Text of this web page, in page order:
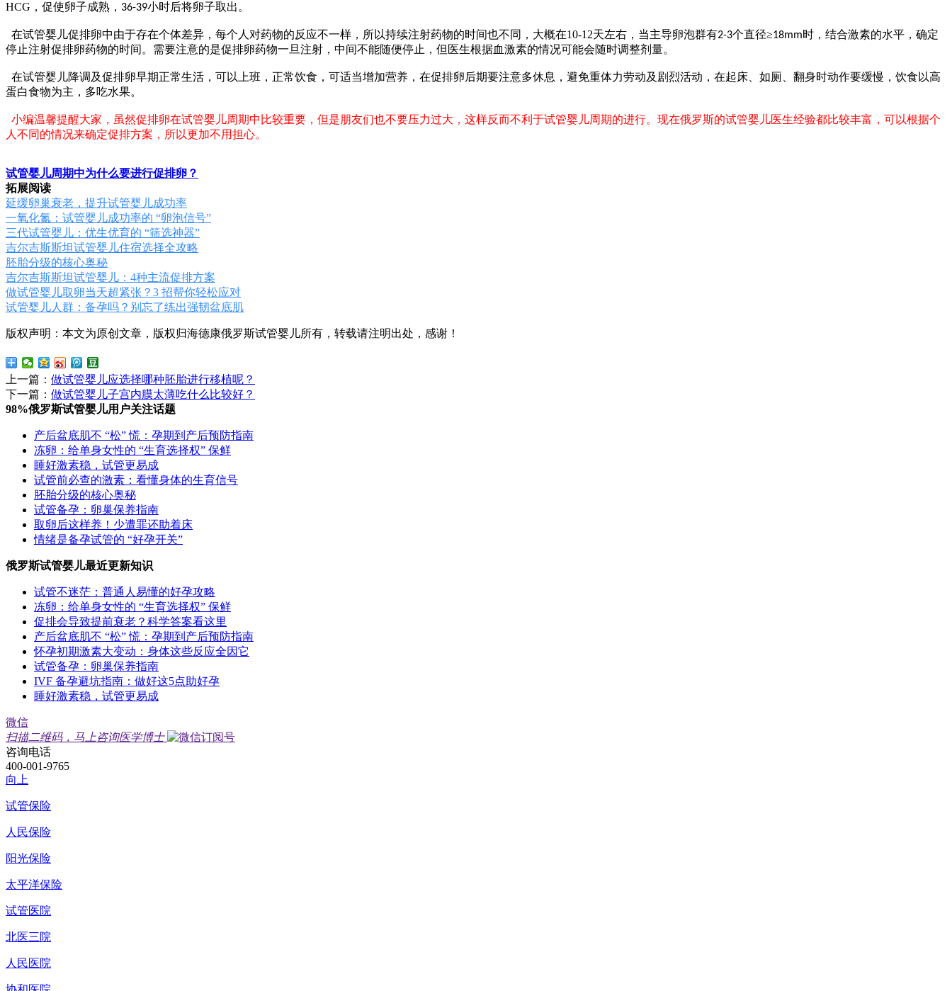
HCG ，促使卵子成熟， 36-39小时后将卵子取出。
在试管婴儿促排卵中由于存在个体差异，每个人对药物的反应不一样，所以持续注射药物的时间也不同，大概在10-12天左右，当主导卵泡群有2-3个直径≥18mm时，结合激素的水平，确定
停止注射促排卵药物的时间。 需要注意的是促排卵药物一旦注射，中间不能随便停止 ， 但医生根据血激素的情况可能会随时调整剂量。
在试管婴儿降调及促排卵早期正常生活，可以上班，正常饮食，可适当增加营养，在促排卵后期要注意多休息，避免重体力劳动及剧烈活动，在起床、如厕、翻身时动作要缓慢 ， 饮食以高
蛋白食物为主，多吃水果。
小编温馨提醒大家，虽然促排卵在试管婴儿周期中比较重要，但是朋友们也不要压力过大，这样反而不利于试管婴儿周期的进行。现在俄罗斯的试管婴儿医生经验都比较丰富，可以根据个
人不同的情况来确定促排方案，所以更加不用担心。
试管婴儿周期中为什么要进行促排卵？
拓展阅读
延缓卵巢衰老，提升试管婴儿成功率
一氧化氮：试管婴儿成功率的 “卵泡信号”
三代试管婴儿：优生优育的 “筛选神器”
吉尔吉斯斯坦试管婴儿住宿选择全攻略
胚胎分级的核心奥秘
吉尔吉斯斯坦试管婴儿：4种主流促排方案
做试管婴儿取卵当天超紧张？3 招帮你轻松应对
试管婴儿人群：备孕吗？别忘了练出强韧盆底肌
版权声明：本文为原创文章，版权归海德康俄罗斯试管婴儿所有，转载请注明出处，感谢！
上一篇： 做试管婴儿应选择哪种胚胎进行移植呢？
下一篇： 做试管婴儿子宫内膜太薄吃什么比较好？
98%俄罗斯试管婴儿用户关注话题
产后盆底肌不 “松” 慌：孕期到产后预防指南
冻卵：给单身女性的 “生育选择权” 保鲜
睡好激素稳，试管更易成
试管前必查的激素：看懂身体的生育信号
胚胎分级的核心奥秘
试管备孕：卵巢保养指南
取卵后这样养！少遭罪还助着床
情绪是备孕试管的 “好孕开关”
俄罗斯试管婴儿最近更新知识
试管不迷茫：普通人易懂的好孕攻略
冻卵：给单身女性的 “生育选择权” 保鲜
促排会导致提前衰老？科学答案看这里
产后盆底肌不 “松” 慌：孕期到产后预防指南
怀孕初期激素大变动：身体这些反应全因它
试管备孕：卵巢保养指南
IVF 备孕避坑指南：做好这5点助好孕
睡好激素稳，试管更易成
微信
扫描二维码，马上咨询医学博士
咨询电话
400-001-9765
向上
试管保险
人民保险
阳光保险
太平洋保险
试管医院
北医三院
人民医院